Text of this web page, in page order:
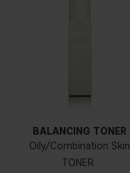
BALANCING TONER
Oily/Combination Skin
TONER